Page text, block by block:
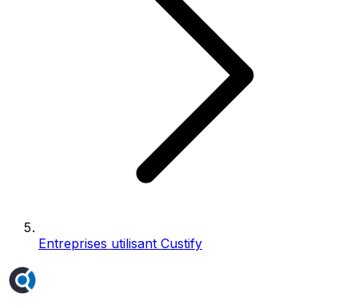
Entreprises utilisant Custify